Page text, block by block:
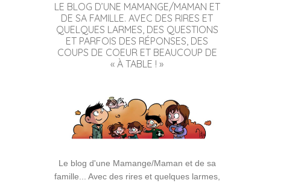
LE BLOG D’UNE MAMANGE/MAMAN ET
DE SA FAMILLE. AVEC DES RIRES ET
QUELQUES LARMES, DES QUESTIONS
ET PARFOIS DES RÉPONSES, DES
COUPS DE COEUR ET BEAUCOUP DE
« À TABLE ! »
Le blog d'une Mamange/Maman et de sa
famille... Avec des rires et quelques larmes,